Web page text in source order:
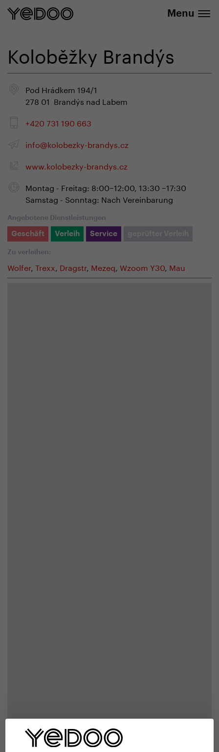
Menu
Koloběžky Brandýs
Pod Hrádkem 194/1
278 01 Brandýs nad Labem
+420 731 190 663
info@kolobezky-brandys.cz
www.kolobezky-brandys.cz
Montag - Freitag: 8:00−12:00, 13:30 −17:30
Samstag - Sonntag: Nach Vereinbarung
Angebotene Dienstleistungen
Geschäft Verleih Service
Zu verleihen:
Wolfer, Trexx, Dragstr, Mezeq, Wzoom Y30, Mau